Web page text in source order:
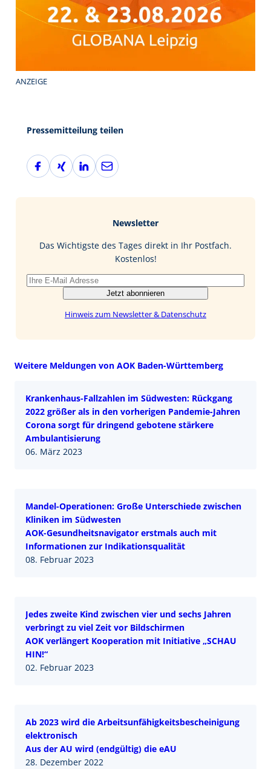
ANZEIGE
Pressemitteilung teilen
F
a
X
i
L
i
I
E
-
Newsletter
Das Wichtigste des Tages direkt in Ihr Postfach.
Kostenlos!
Jetzt abonnieren
Hinweis zum Newsletter & Datenschutz
Weitere Meldungen von AOK Baden-Württemberg
Krankenhaus-Fallzahlen im Südwesten: Rückgang
2022 größer als in den vorherigen Pandemie-Jahren
Corona sorgt für dringend gebotene stärkere
Ambulantisierung
06. März 2023
Mandel-Operationen: Große Unterschiede zwischen
Kliniken im Südwesten
AOK-Gesundheitsnavigator erstmals auch mit
Informationen zur Indikationsqualität
08. Februar 2023
Jedes zweite Kind zwischen vier und sechs Jahren
verbringt zu viel Zeit vor Bildschirmen
AOK verlängert Kooperation mit Initiative „SCHAU
HIN!“
02. Februar 2023
Ab 2023 wird die Arbeitsunfähigkeitsbescheinigung
elektronisch
Aus der AU wird (endgültig) die eAU
28. Dezember 2022